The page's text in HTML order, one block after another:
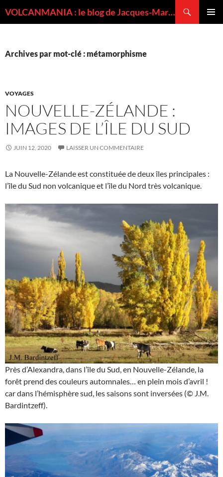
VOLCANMANIA : le blog de Jacques-Marie BARDINTZEFF, volcanologue
Archives par mot-clé : métamorphisme
VOYAGES
NOUVELLE-ZÉLANDE :
IMAGES DE L’ÎLE DU SUD
JUIN 12, 2020 LAISSER UN COMMENTAIRE
La Nouvelle-Zélande est constituée de deux îles principales :
l’île du Sud non volcanique et l’île du Nord très volcanique.
Près d’Alexandra, dans l’île du Sud, en Nouvelle-Zélande, la
forêt prend des couleurs automnales… en plein mois d’avril !
car dans l’hémisphère sud, les saisons sont inversées (© J.M.
Bardintzeff).